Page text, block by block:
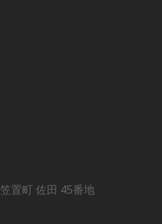
置町 佐田 45番地